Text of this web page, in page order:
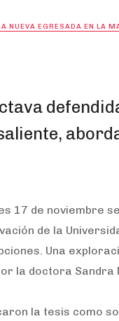
NUEVA EGRESADA EN LA
17 de noviembre
de la
Una
la doctora Sandra
la tesis como